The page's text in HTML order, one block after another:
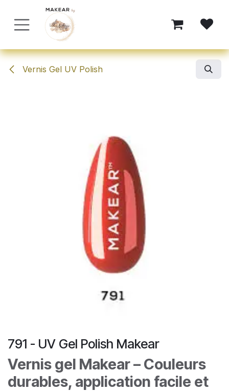
Se rendre au contenu
Vernis Gel UV Polish
791 - UV Gel Polish Makear
Vernis gel Makear – Couleurs
durables, application facile et